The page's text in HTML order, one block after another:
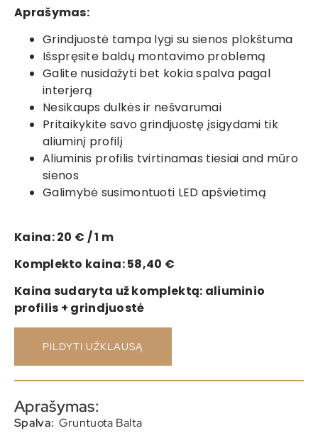
Aprašymas:
Grindjuostė tampa lygi su sienos plokštuma
Išspręsite baldų montavimo problemą
Galite nusidažyti bet kokia spalva pagal
interjerą
Nesikaups dulkės ir nešvarumai
Pritaikykite savo grindjuostę įsigydami tik
aliuminį profilį
Aliuminis profilis tvirtinamas tiesiai and mūro
sienos
Galimybė susimontuoti LED apšvietimą
Kaina: 20 € / 1 m
Komplekto kaina: 58,40 €
Kaina sudaryta už komplektą: aliuminio
profilis + grindjuostė
PILDYTI UŽKLAUSĄ
Aprašymas:
Spalva: Gruntuota Balta